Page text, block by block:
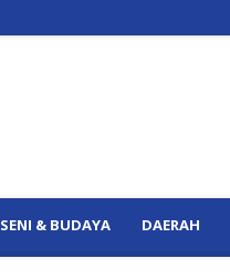
SENI & BUDAYA DAERAH